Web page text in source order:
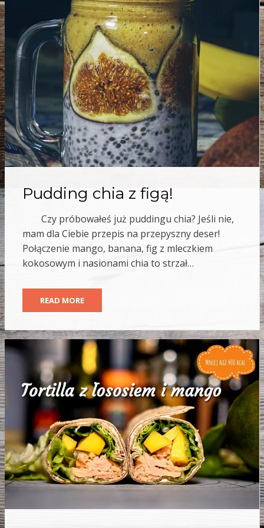
Pudding chia z figą!
Czy próbowałeś już puddingu chia? Jeśli nie,
mam dla Ciebie przepis na przepyszny deser!
Połączenie mango, banana, fig z mleczkiem
kokosowym i nasionami chia to strzał…
READ MORE